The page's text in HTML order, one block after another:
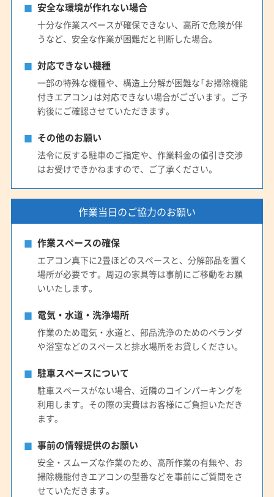
安全な環境が作れない場合
十分な作業スペースが確保できない、高所で危険が伴
うなど、安全な作業が困難だと判断した場合。
対応できない機種
一部の特殊な機種や、構造上分解が困難な「お掃除機能
付きエアコン」は対応できない場合がございます。ご予
約後にご確認させていただきます。
その他のお願い
法令に反する駐車のご指定や、作業料金の値引き交渉
はお受けできかねますので、ご了承ください。
作業当日のご協力のお願い
作業スペースの確保
エアコン真下に2畳ほどのスペースと、分解部品を置く
場所が必要です。周辺の家具等は事前にご移動をお願
いいたします。
電気・水道・洗浄場所
作業のため電気・水道と、部品洗浄のためのベランダ
や浴室などのスペースと排水場所をお貸しください。
駐車スペースについて
駐車スペースがない場合、近隣のコインパーキングを
利用します。その際の実費はお客様にご負担いただき
ます。
事前の情報提供のお願い
安全・スムーズな作業のため、高所作業の有無や、お
掃除機能付きエアコンの型番などを事前にご質問をさ
せていただきます。